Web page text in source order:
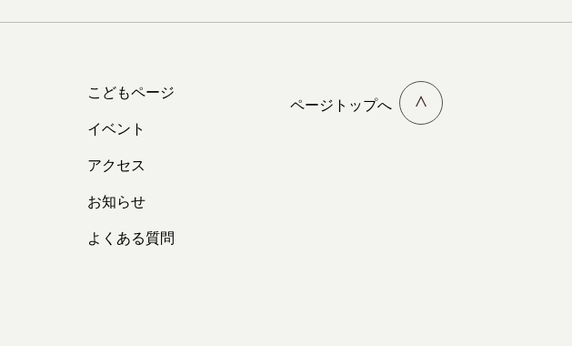
こどもページ
イベント
アクセス
お知らせ
よくある質問
ページトップへ